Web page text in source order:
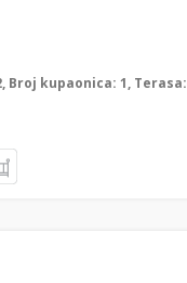
Broj kupaonica: 1, Terasa: